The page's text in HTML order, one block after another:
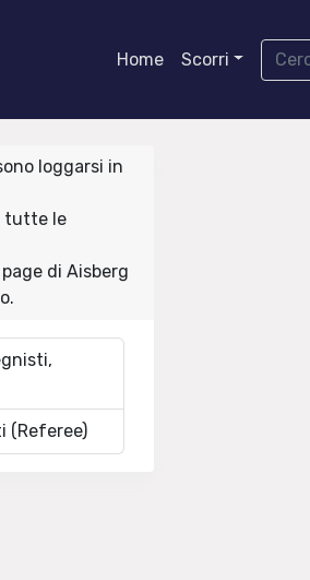
Home Scorri
loggarsi in
tutte le
di Aisberg
(Referee)